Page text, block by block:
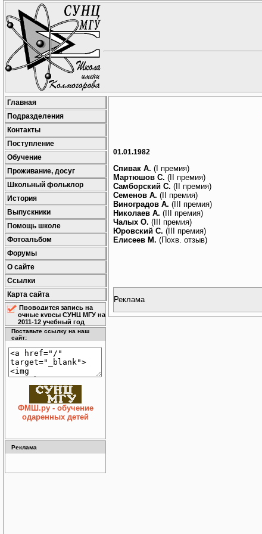
Главная
Подразделения
Контакты
Поступление
Обучение
Проживание, досуг
Школьный фольклор
История
Выпускники
Помощь школе
Фотоальбом
Форумы
О сайте
Ссылки
Карта сайта
Проводится запись на
очные курсы СУНЦ МГУ на
2011-12 учебный год
Поставьте ссылку на наш
сайт:
ФМШ.ру - обучение
одаренных детей
Реклама
01.01.1982
Спивак А. (I премия)
Мартюшов С. (II премия)
Самборский С. (II премия)
Семенов А. (II премия)
Виноградов А. (III премия)
Николаев А. (III премия)
Чалых О. (III премия)
Юровский С. (III премия)
Елисеев М. (Похв. отзыв)
Реклама